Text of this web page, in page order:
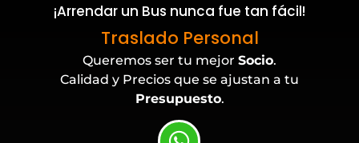
¡Arrendar un Bus nunca fue tan fácil!
Traslado Personal
Eventos Corporativos
Queremos ser tu mejor Socio.
Calidad y Precios que se ajustan a tu
Presupuesto.